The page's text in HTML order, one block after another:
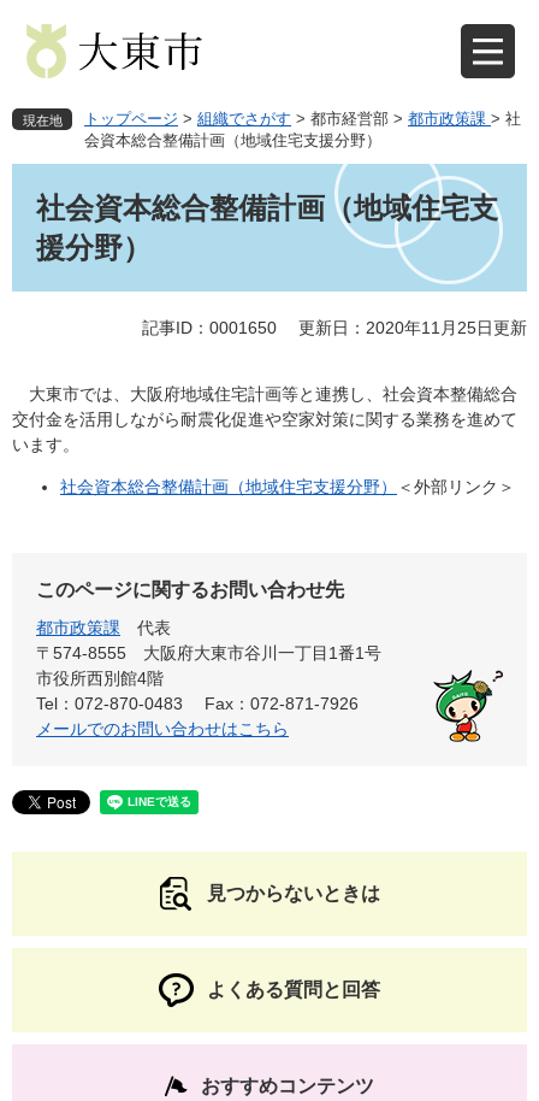
先
で
を
ば
へ
現在地 トップページ > 組織でさがす > 都市経営部 > 都市政策課 > 社
会資本総合整備計画（地域住宅支援分野）
社会資本総合整備計画（地域住宅支
援分野）
記事ID：0001650 更新日：2020年11月25日更新
大東市では、大阪府地域住宅計画等と連携し、社会資本整備総合
交付金を活用しながら耐震化促進や空家対策に関する業務を進めて
います。
社会資本総合整備計画（地域住宅支援分野） ＜外部リンク＞
このページに関するお問い合わせ先
都市政策課
代表
〒574-8555 大阪府大東市谷川一丁目1番1号
市役所西別館4階
Tel：072-870-0483
Fax：072-871-7926
メールでのお問い合わせはこちら
見つからないときは
よくある質問と回答
おすすめコンテンツ